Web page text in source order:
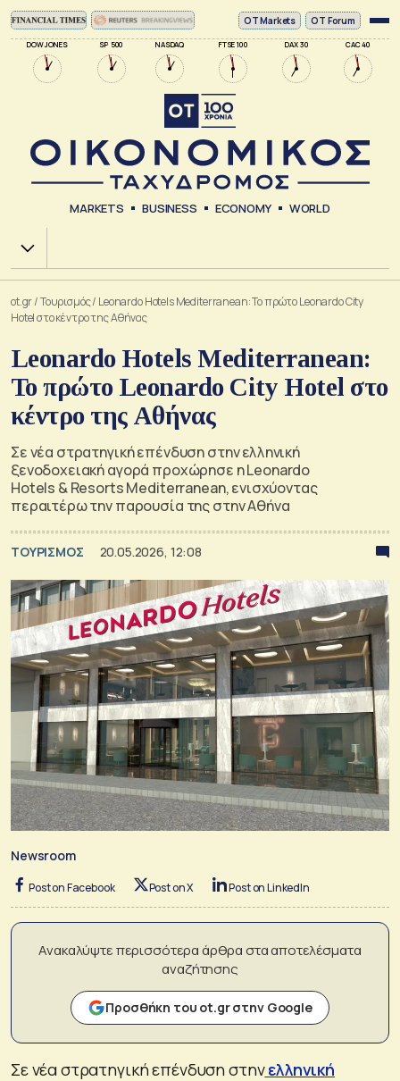
DOW JONES SP 500 NASDAQ FTSE 100 DAX 30 CAC 40
ΟΤ Markets OT Forum
MARKETS BUSINESS ECONOMY WORLD
Χ.Α.
ot.gr/Τουρισμός/ Leonardo Hotels Mediterranean: Το πρώτο Leonardo City
Hotel στο κέντρο της Αθήνας
Leonardo Hotels Mediterranean:
Το πρώτο Leonardo City Hotel στο
κέντρο της Αθήνας
Σε νέα στρατηγική επένδυση στην ελληνική
ξενοδοχειακή αγορά προχώρησε η Leonardo
Hotels & Resorts Mediterranean, ενισχύοντας
περαιτέρω την παρουσία της στην Αθήνα
ΤΟΥΡΙΣΜΟΣ 20.05.2026, 12:08
Newsroom
Post on Facebook Post on X Post on LinkedIn
Ανακαλύψτε περισσότερα άρθρα στα αποτελέσματα
αναζήτησης
Προσθήκη του ot.gr στην Google
Σε νέα στρατηγική επένδυση στηνελληνική